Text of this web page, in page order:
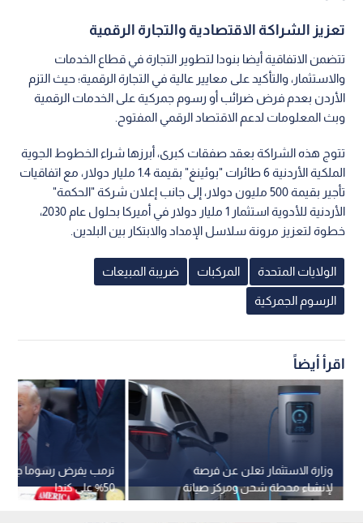
تعزيز الشراكة الاقتصادية والتجارة الرقمية
تتضمن الاتفاقية أيضا بنودا لتطوير التجارة في قطاع الخدمات
والاستثمار، والتأكيد على معايير عالية في التجارة الرقمية؛ حيث التزم
الأردن بعدم فرض ضرائب أو رسوم جمركية على الخدمات الرقمية
وبث المعلومات لدعم الاقتصاد الرقمي المفتوح.
تتوج هذه الشراكة بعقد صفقات كبرى، أبرزها شراء الخطوط الجوية
الملكية الأردنية 6 طائرات "بوئينغ" بقيمة 1.4 مليار دولار، مع اتفاقيات
تأجير بقيمة 500 مليون دولار، إلى جانب إعلان شركة "الحكمة"
الأردنية للأدوية استثمار 1 مليار دولار في أميركا بحلول عام 2030،
خطوة لتعزيز مرونة سلاسل الإمداد والابتكار بين البلدين.
الولايات المتحدة المركبات ضريبة المبيعات
الرسوم الجمركية
اقرأ أيضاً
ترمب يفرض رسوما
50% على كندا
وزارة الاستثمار تعلن عن فرصة
لإنشاء محطة شحن ومركز صيانة
للسيارات الكهربائية